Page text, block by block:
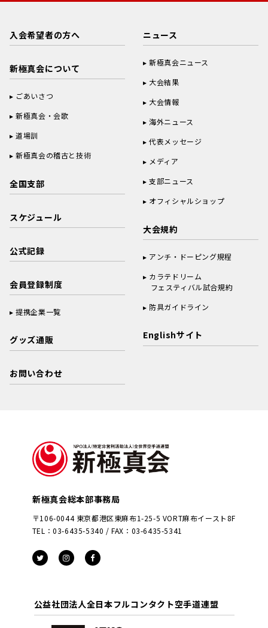
入会希望者の方へ
新極真会について
ごあいさつ
新極真会・会歌
道場訓
新極真会の稽古と技術
全国支部
スケジュール
公式記録
会員登録制度
提携企業一覧
グッズ通販
お問い合わせ
ニュース
新極真会ニュース
大会結果
大会情報
海外ニュース
代表メッセージ
メディア
支部ニュース
オフィシャルショップ
大会規約
アンチ・ドーピング規程
カラテドリーム
フェスティバル試合規約
防具ガイドライン
Englishサイト
新極真会総本部事務局
〒106-0044 東京都港区東麻布1-25-5 VORT麻布イースト8F
TEL：03-6435-5340 / FAX：03-6435-5341
公益社団法人全日本フルコンタクト空手道連盟